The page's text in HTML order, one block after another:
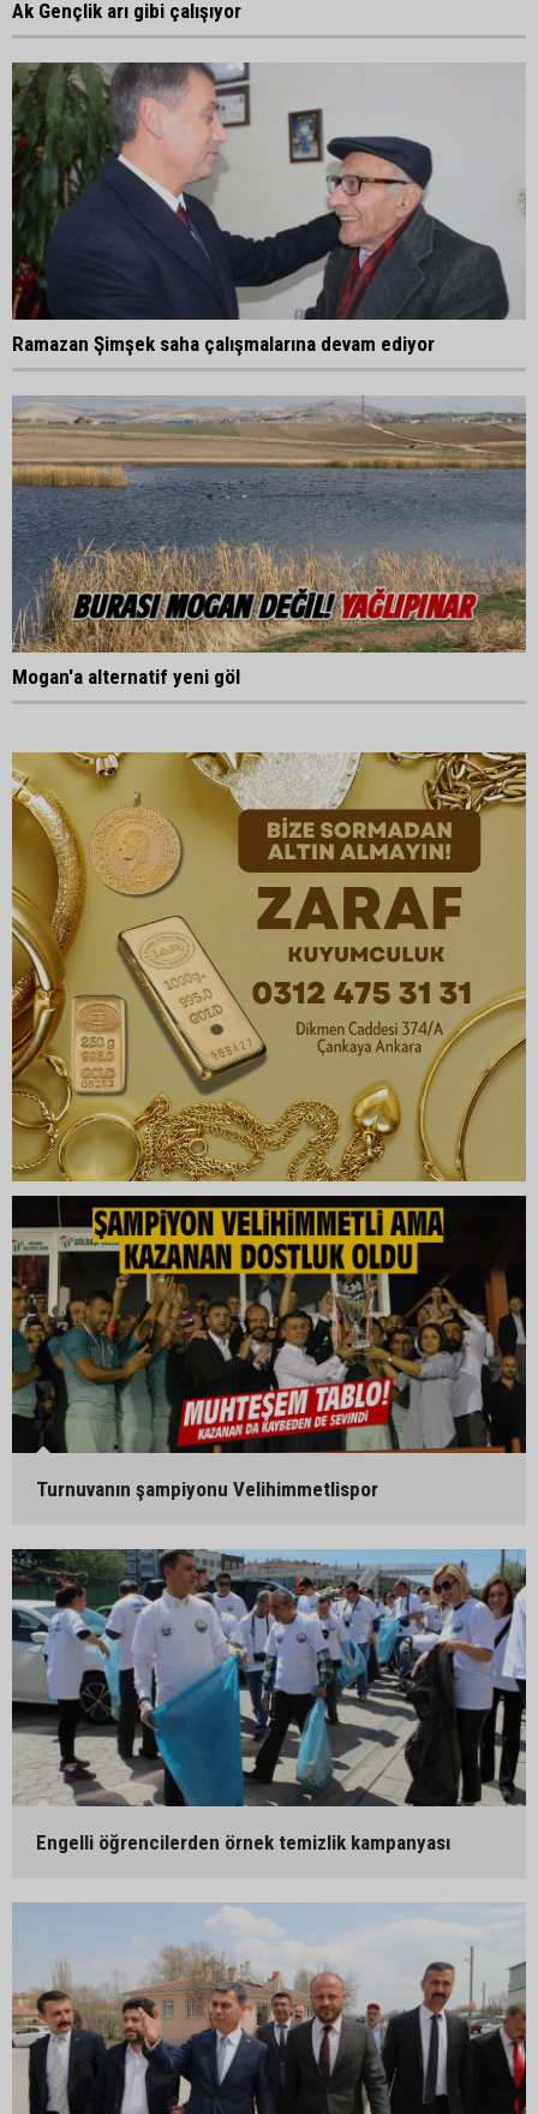
Ak Gençlik arı gibi çalışıyor
Ramazan Şimşek saha çalışmalarına devam ediyor
Mogan'a alternatif yeni göl
Turnuvanın şampiyonu Velihimmetlispor
Engelli öğrencilerden örnek temizlik kampanyası